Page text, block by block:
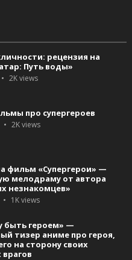
рецензия на
Путь воды»
2Kviews
про супергероев
2Kviews
фильм «Супергерои» —
мелодраму от автора
незнакомцев»
1Kviews
быть героем» —
тизер аниме про героя,
на сторону своих